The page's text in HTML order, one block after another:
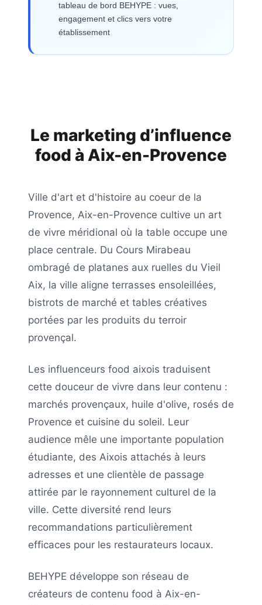
tableau de bord BEHYPE : vues,
engagement et clics vers votre
établissement
Le marketing d’influence
food à Aix-en-Provence
Ville d'art et d'histoire au coeur de la
Provence, Aix-en-Provence cultive un art
de vivre méridional où la table occupe une
place centrale. Du Cours Mirabeau
ombragé de platanes aux ruelles du Vieil
Aix, la ville aligne terrasses ensoleillées,
bistrots de marché et tables créatives
portées par les produits du terroir
provençal.
Les influenceurs food aixois traduisent
cette douceur de vivre dans leur contenu :
marchés provençaux, huile d'olive, rosés de
Provence et cuisine du soleil. Leur
audience mêle une importante population
étudiante, des Aixois attachés à leurs
adresses et une clientèle de passage
attirée par le rayonnement culturel de la
ville. Cette diversité rend leurs
recommandations particulièrement
efficaces pour les restaurateurs locaux.
BEHYPE développe son réseau de
créateurs de contenu food à Aix-en-